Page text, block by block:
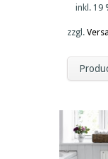
inkl. 19
zzgl.